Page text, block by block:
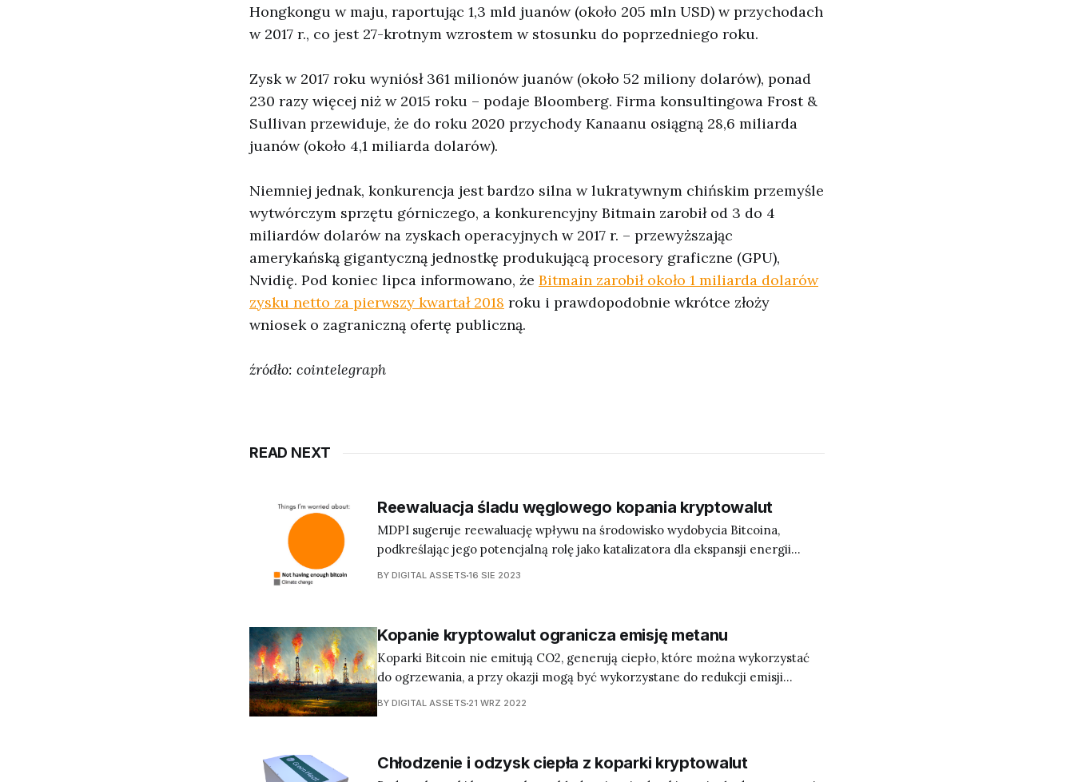
Hongkongu w maju, raportując 1,3 mld juanów (około 205 mln USD) w przychodach
w 2017 r., co jest 27-krotnym wzrostem w stosunku do poprzedniego roku.
Zysk w 2017 roku wyniósł 361 milionów juanów (około 52 miliony dolarów), ponad
230 razy więcej niż w 2015 roku – podaje Bloomberg. Firma konsultingowa Frost &
Sullivan przewiduje, że do roku 2020 przychody Kanaanu osiągną 28,6 miliarda
juanów (około 4,1 miliarda dolarów).
Niemniej jednak, konkurencja jest bardzo silna w lukratywnym chińskim przemyśle
wytwórczym sprzętu górniczego, a konkurencyjny Bitmain zarobił od 3 do 4
miliardów dolarów na zyskach operacyjnych w 2017 r. – przewyższając
amerykańską gigantyczną jednostkę produkującą procesory graficzne (GPU),
Nvidię. Pod koniec lipca informowano, że Bitmain zarobił około 1 miliarda dolarów
zysku netto za pierwszy kwartał 2018 roku i prawdopodobnie wkrótce złoży
wniosek o zagraniczną ofertę publiczną.
źródło: cointelegraph
READ NEXT
Reewaluacja śladu węglowego kopania kryptowalut
MDPI sugeruje reewaluację wpływu na środowisko wydobycia Bitcoina,
podkreślając jego potencjalną rolę jako katalizatora dla ekspansji energii
odnawialnej i dekarbonizacji w szerszym zakresie
BY DIGITAL ASSETS 16 SIE 2023
Kopanie kryptowalut ogranicza emisję metanu
Koparki Bitcoin nie emitują CO2, generują ciepło, które można wykorzystać
do ogrzewania, a przy okazji mogą być wykorzystane do redukcji emisji
metanu
BY DIGITAL ASSETS 21 WRZ 2022
Chłodzenie i odzysk ciepła z koparki kryptowalut